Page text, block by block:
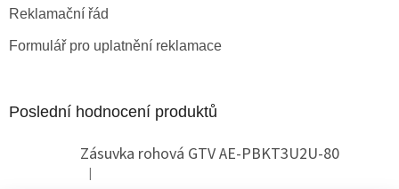
Reklamační řád
Formulář pro uplatnění reklamace
Poslední hodnocení produktů
Zásuvka rohová GTV AE-PBKT3U2U-80
Hodnocení produktu je 2 z 5 hvězdiček.
|